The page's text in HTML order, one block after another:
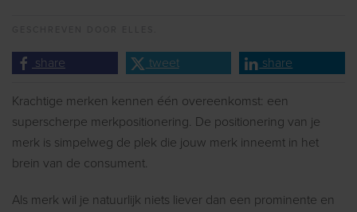
share tweet share
Krachtige merken kennen één overeenkomst: een
superscherpe merkpositionering. De positionering van je
merk is simpelweg de plek die jouw merk inneemt in het
brein van de consument.
Als merk wil je natuurlijk niets liever dan een prominente en